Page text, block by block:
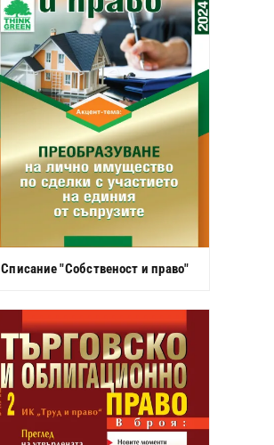
Списание "Собственост и право"